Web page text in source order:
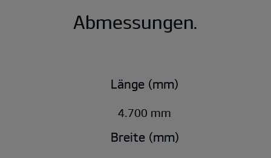
Abmessungen.
Länge (mm)
4.700 mm
Breite (mm)